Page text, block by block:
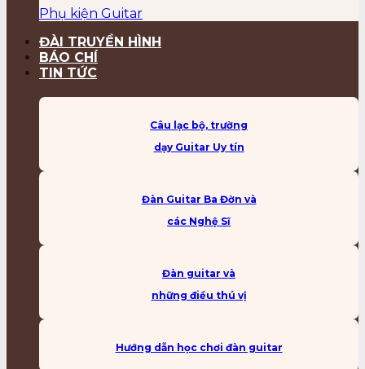
Phụ kiện Guitar
ĐÀI TRUYỀN HÌNH
BÁO CHÍ
TIN TỨC
Câu lạc bộ, trường
dạy Guitar Uy tín
Đàn Guitar Ba Đờn và
các Nghệ Sĩ
Đàn guitar và
những điều thú vị
Hướng dẫn học chơi đàn guitar